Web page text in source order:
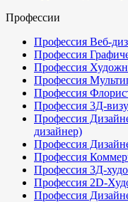
Профессии
Профессия Веб-
Профессия
Профессия
Профессия
Профессия
Профессия 3Д-
Профессия
дизайнер)
Профессия
Профессия
Профессия 3Д-
Профессия 2D-
Профессия